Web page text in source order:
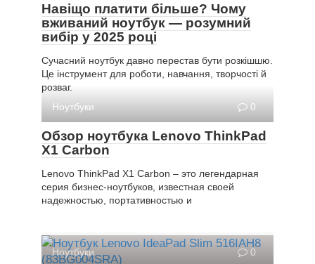
Навіщо платити більше? Чому
вживаний ноутбук — розумний
вибір у 2025 році
Сучасний ноутбук давно перестав бути розкішшю.
Це інструмент для роботи, навчання, творчості й
розваг.
Ноутбуки
0
Обзор ноутбука Lenovo ThinkPad
X1 Carbon
Lenovo ThinkPad X1 Carbon – это легендарная
серия бизнес-ноутбуков, известная своей
надежностью, портативностью и
Ноутбуки 0